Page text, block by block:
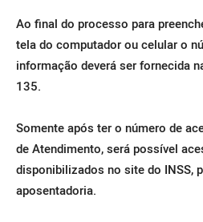
Ao final do processo para
tela do computador ou celular o
informação deverá ser fornecida
135.
Somente após ter o número de
de Atendimento, será possível
disponibilizados no site do INSS,
aposentadoria.